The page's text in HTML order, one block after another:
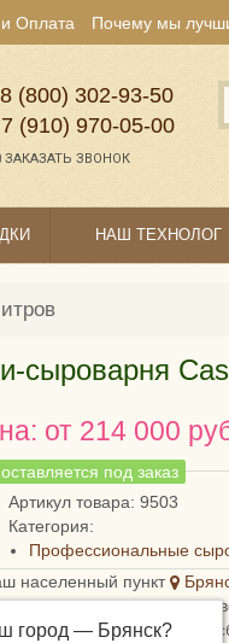
и Оплата Почему мы
8 (800) 302‑93‑50
(910) 970‑05‑00
ЗАКАЗАТЬ ЗВОНОК
НАШ ТЕХНОЛОГ
сыроварня
от 214 000
под заказ
Артикул товара: 9503
Категория:
Профессиональные
населенный пункт
город — Брянск?
в Брянскую область
Пятерочкой или